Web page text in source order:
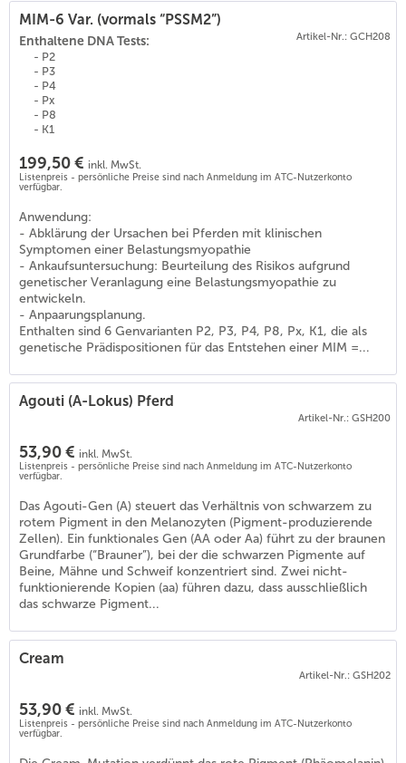
MIM-6 Var. (vormals “PSSM2”)
Artikel-Nr.: GCH208
Enthaltene DNA Tests:
- P2
- P3
- P4
- Px
- P8
- K1
199,50 € inkl. MwSt.
Listenpreis - persönliche Preise sind nach Anmeldung im ATC-Nutzerkonto
verfügbar.
Anwendung:
- Abklärung der Ursachen bei Pferden mit klinischen
Symptomen einer Belastungsmyopathie
- Ankaufsuntersuchung: Beurteilung des Risikos aufgrund
genetischer Veranlagung eine Belastungsmyopathie zu
entwickeln.
- Anpaarungsplanung.
Enthalten sind 6 Genvarianten P2, P3, P4, P8, Px, K1, die als
genetische Prädispositionen für das Entstehen einer MIM =...
Agouti (A-Lokus) Pferd
Artikel-Nr.: GSH200
53,90 € inkl. MwSt.
Listenpreis - persönliche Preise sind nach Anmeldung im ATC-Nutzerkonto
verfügbar.
Das Agouti-Gen (A) steuert das Verhältnis von schwarzem zu
rotem Pigment in den Melanozyten (Pigment-produzierende
Zellen). Ein funktionales Gen (AA oder Aa) führt zu der braunen
Grundfarbe (“Brauner”), bei der die schwarzen Pigmente auf
Beine, Mähne und Schweif konzentriert sind. Zwei nicht-
funktionierende Kopien (aa) führen dazu, dass ausschließlich
das schwarze Pigment...
Cream
Artikel-Nr.: GSH202
53,90 € inkl. MwSt.
Listenpreis - persönliche Preise sind nach Anmeldung im ATC-Nutzerkonto
verfügbar.